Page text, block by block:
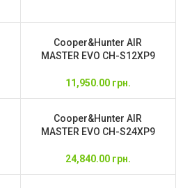
Cooper&Hunter AIR
MASTER EVO CH-S12XP9
11,950.00 грн.
Cooper&Hunter AIR
MASTER EVO CH-S24XP9
24,840.00 грн.